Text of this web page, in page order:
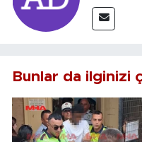
Bunlar da ilginizi